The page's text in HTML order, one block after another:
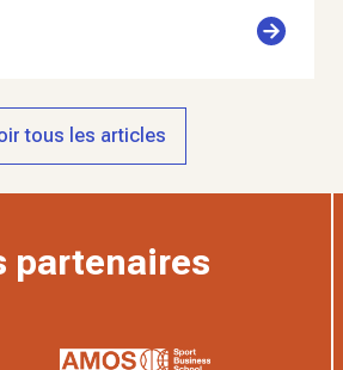
tous les articles
partenaires